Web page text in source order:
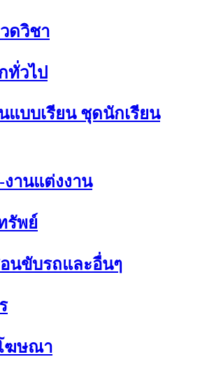
ดวิชา
ทั่วไป
แบบเรียน ชุดนักเรียน
านแต่งงาน
รัพย์
อนขับรถและอื่นๆ
ฆษณา